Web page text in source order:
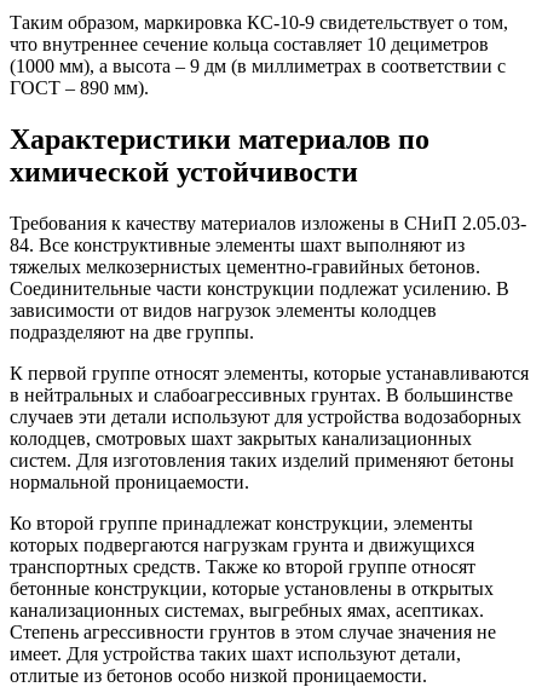
Таким образом, маркировка КС-10-9 свидетельствует о том,
что внутреннее сечение кольца составляет 10 дециметров
(1000 мм), а высота – 9 дм (в миллиметрах в соответствии с
ГОСТ – 890 мм).
Характеристики материалов по
химической устойчивости
Требования к качеству материалов изложены в СНиП 2.05.03-
84. Все конструктивные элементы шахт выполняют из
тяжелых мелкозернистых цементно-гравийных бетонов.
Соединительные части конструкции подлежат усилению. В
зависимости от видов нагрузок элементы колодцев
подразделяют на две группы.
К первой группе относят элементы, которые устанавливаются
в нейтральных и слабоагрессивных грунтах. В большинстве
случаев эти детали используют для устройства водозаборных
колодцев, смотровых шахт закрытых канализационных
систем. Для изготовления таких изделий применяют бетоны
нормальной проницаемости.
Ко второй группе принадлежат конструкции, элементы
которых подвергаются нагрузкам грунта и движущихся
транспортных средств. Также ко второй группе относят
бетонные конструкции, которые установлены в открытых
канализационных системах, выгребных ямах, асептиках.
Степень агрессивности грунтов в этом случае значения не
имеет. Для устройства таких шахт используют детали,
отлитые из бетонов особо низкой проницаемости.